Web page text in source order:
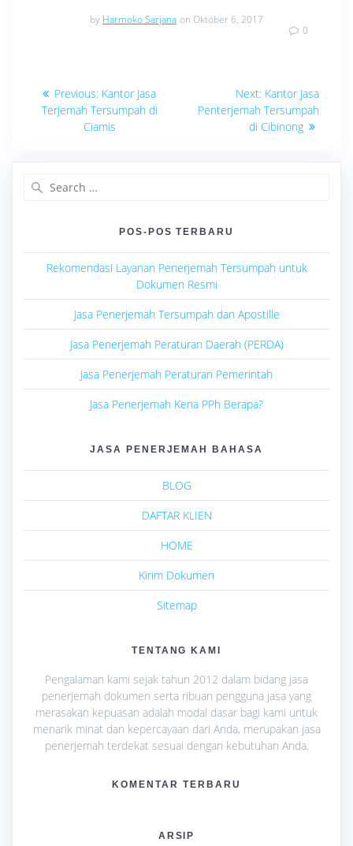
by Harmoko Sarjana on Oktober 6, 2017
0
Navigasi
pos
Previous: Previous
post:
Kantor Jasa
Terjemah Tersumpah di
Ciamis
Next: Next
post:
Kantor Jasa
Penterjemah Tersumpah
di Cibinong
POS-POS TERBARU
Rekomendasi Layanan Penerjemah Tersumpah untuk
Dokumen Resmi
Jasa Penerjemah Tersumpah dan Apostille
Jasa Penerjemah Peraturan Daerah (PERDA)
Jasa Penerjemah Peraturan Pemerintah
Jasa Penerjemah Kena PPh Berapa?
JASA PENERJEMAH BAHASA
BLOG
DAFTAR KLIEN
HOME
Kirim Dokumen
Sitemap
TENTANG KAMI
Pengalaman kami sejak tahun 2012 dalam bidang jasa
penerjemah dokumen serta ribuan pengguna jasa yang
merasakan kepuasan adalah modal dasar bagi kami untuk
menarik minat dan kepercayaan dari Anda, merupakan jasa
penerjemah terdekat sesuai dengan kebutuhan Anda.
KOMENTAR TERBARU
ARSIP